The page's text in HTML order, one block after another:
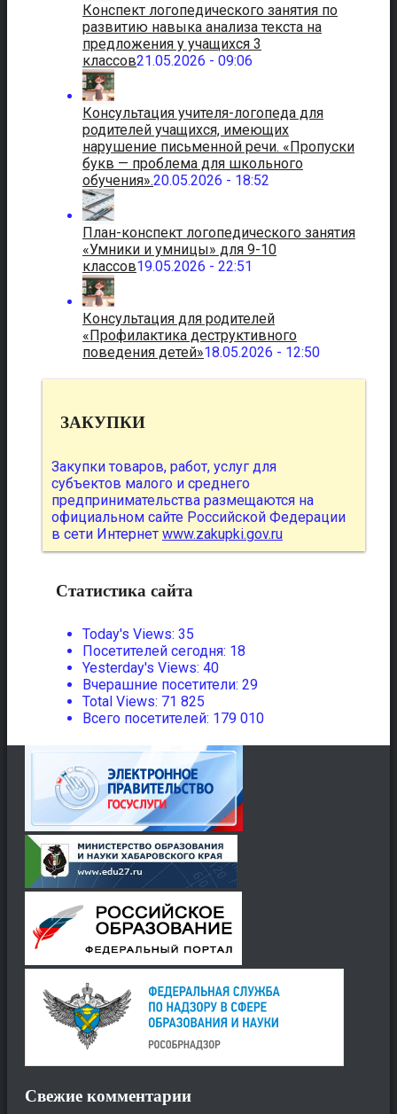
Конспект логопедического занятия по
развитию навыка анализа текста на
предложения у учащихся 3
классов21.05.2026 - 09:06
Консультация учителя-логопеда для
родителей учащихся, имеющих
нарушение письменной речи. «Пропуски
букв — проблема для школьного
обучения».20.05.2026 - 18:52
План-конспект логопедического занятия
«Умники и умницы» для 9-10
классов19.05.2026 - 22:51
Консультация для родителей
«Профилактика деструктивного
поведения детей»18.05.2026 - 12:50
ЗАКУПКИ
Закупки товаров, работ, услуг для
субъектов малого и среднего
предпринимательства размещаются на
официальном сайте Российской Федерации
в сети Интернет www.zakupki.gov.ru
Статистика сайта
Today's Views: 35
Посетителей сегодня: 18
Yesterday's Views: 40
Вчерашние посетители: 29
Total Views: 71 825
Всего посетителей: 179 010
Свежие комментарии